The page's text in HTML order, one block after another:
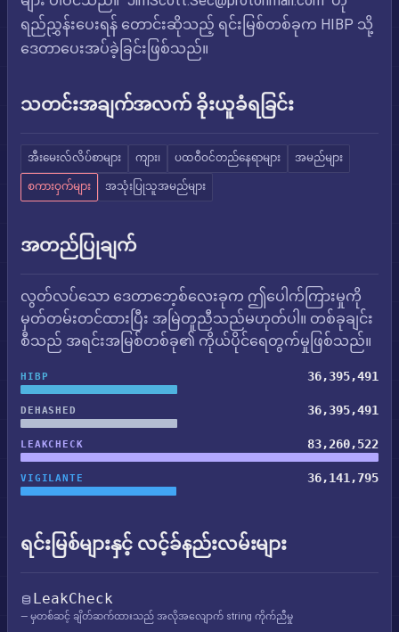
ရည်ညွှန်းပေးရန် တောင်းဆိုသည့် ရင်းမြစ်တစ်ခုက HIBP သို့
ဒေတာပေးအပ်ခဲ့ခြင်းဖြစ်သည်။
သတင်းအချက်အလက် ခိုးယူခံရခြင်း
အီးမေးလ်လိပ်စာများ ကျား၊ ပထဝီဝင်တည်နေရာများ အမည်များ
စကားဝှက်များ အသုံးပြုသူအမည်များ
အတည်ပြုချက်
လွတ်လပ်သော ဒေတာဘေ့စ်လေးခုက ဤပေါက်ကြားမှုကို
မှတ်တမ်းတင်ထားပြီး အမြဲတူညီသည်မဟုတ်ပါ။ တစ်ခုချင်း
စီသည် အရင်းအမြစ်တစ်ခု၏ ကိုယ်ပိုင်ရေတွက်မှုဖြစ်သည်။
HIBP 36,395,491
DEHASHED 36,395,491
LEAKCHECK 83,260,522
VIGILANTE 36,141,795
ရင်းမြစ်များနှင့် လင့်ခ်နည်းလမ်းများ
LeakCheck
— မှတစ်ဆင့် ချိတ်ဆက်ထားသည် အလိုအလျောက် string ကိုက်ညီမှု